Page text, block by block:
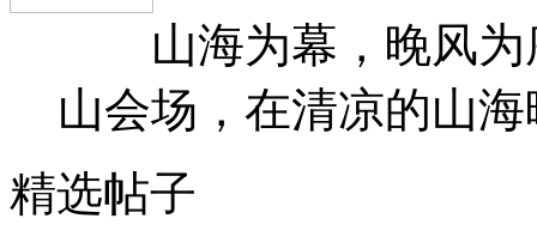
山海为幕，晚风为
山会场，在清凉的山
精选帖子